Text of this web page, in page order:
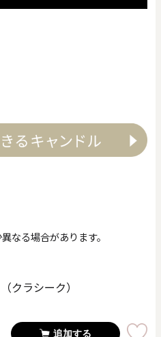
なる場合があります。
クラシーク）
追加する